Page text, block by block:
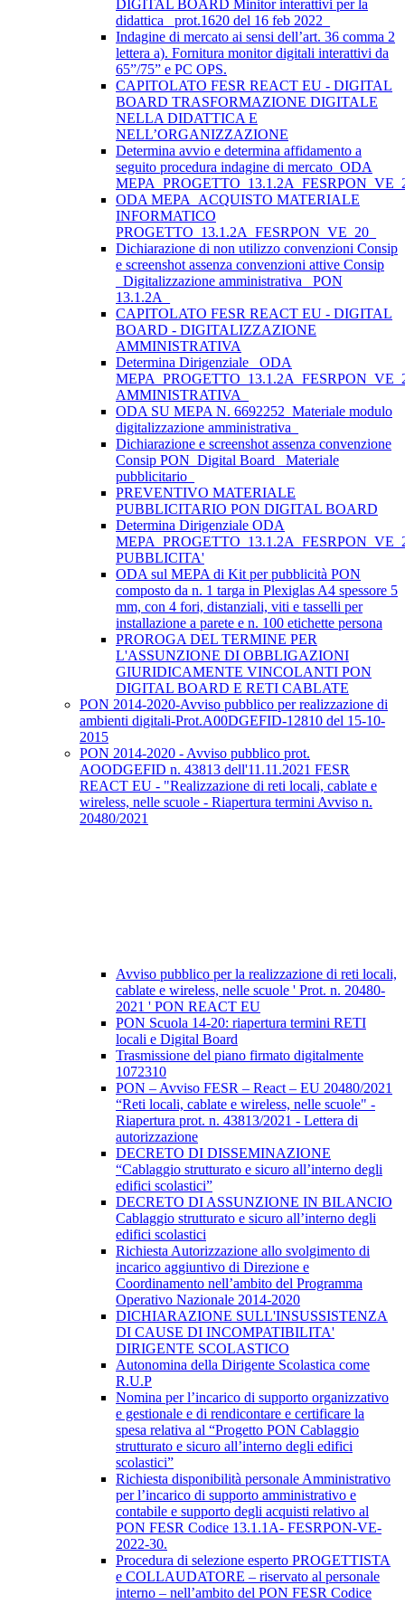
DIGITAL BOARD Minitor interattivi per la
didattica_ prot.1620 del 16 feb 2022_
Indagine di mercato ai sensi dell’art. 36 comma 2
lettera a). Fornitura monitor digitali interattivi da
65”/75” e PC OPS.
CAPITOLATO FESR REACT EU - DIGITAL
BOARD TRASFORMAZIONE DIGITALE
NELLA DIDATTICA E
NELL’ORGANIZZAZIONE
Determina avvio e determina affidamento a
seguito procedura indagine di mercato_ODA
ODA MEPA_ACQUISTO MATERIALE
INFORMATICO
PROGETTO_13.1.2A_FESRPON_VE_20_
Dichiarazione di non utilizzo convenzioni Consip
e screenshot assenza convenzioni attive Consip
_Digitalizzazione amministrativa_ PON
13.1.2A_
CAPITOLATO FESR REACT EU - DIGITAL
BOARD - DIGITALIZZAZIONE
AMMINISTRATIVA
Determina Dirigenziale _ODA
AMMINISTRATIVA_
ODA SU MEPA N. 6692252_Materiale modulo
digitalizzazione amministrativa_
Dichiarazione e screenshot assenza convenzione
Consip PON_Digital Board_ Materiale
pubblicitario_
PREVENTIVO MATERIALE
PUBBLICITARIO PON DIGITAL BOARD
Determina Dirigenziale ODA
PUBBLICITA'
ODA sul MEPA di Kit per pubblicità PON
composto da n. 1 targa in Plexiglas A4 spessore 5
mm, con 4 fori, distanziali, viti e tasselli per
installazione a parete e n. 100 etichette persona
PROROGA DEL TERMINE PER
L'ASSUNZIONE DI OBBLIGAZIONI
GIURIDICAMENTE VINCOLANTI PON
DIGITAL BOARD E RETI CABLATE
PON 2014-2020-Avviso pubblico per realizzazione di
ambienti digitali-Prot.A00DGEFID-12810 del 15-10-
2015
PON 2014-2020 - Avviso pubblico prot.
AOODGEFID n. 43813 dell'11.11.2021 FESR
REACT EU - "Realizzazione di reti locali, cablate e
wireless, nelle scuole - Riapertura termini Avviso n.
20480/2021
Avviso pubblico per la realizzazione di reti locali,
cablate e wireless, nelle scuole ' Prot. n. 20480-
2021 ' PON REACT EU
PON Scuola 14-20: riapertura termini RETI
locali e Digital Board
Trasmissione del piano firmato digitalmente
1072310
PON – Avviso FESR – React – EU 20480/2021
“Reti locali, cablate e wireless, nelle scuole" -
Riapertura prot. n. 43813/2021 - Lettera di
autorizzazione
DECRETO DI DISSEMINAZIONE
“Cablaggio strutturato e sicuro all’interno degli
edifici scolastici”
DECRETO DI ASSUNZIONE IN BILANCIO
Cablaggio strutturato e sicuro all’interno degli
edifici scolastici
Richiesta Autorizzazione allo svolgimento di
incarico aggiuntivo di Direzione e
Coordinamento nell’ambito del Programma
Operativo Nazionale 2014-2020
DICHIARAZIONE SULL'INSUSSISTENZA
DI CAUSE DI INCOMPATIBILITA'
DIRIGENTE SCOLASTICO
Autonomina della Dirigente Scolastica come
R.U.P
Nomina per l’incarico di supporto organizzativo
e gestionale e di rendicontare e certificare la
spesa relativa al “Progetto PON Cablaggio
strutturato e sicuro all’interno degli edifici
scolastici”
Richiesta disponibilità personale Amministrativo
per l’incarico di supporto amministrativo e
contabile e supporto degli acquisti relativo al
PON FESR Codice 13.1.1A- FESRPON-VE-
2022-30.
Procedura di selezione esperto PROGETTISTA
e COLLAUDATORE – riservato al personale
interno – nell’ambito del PON FESR Codice